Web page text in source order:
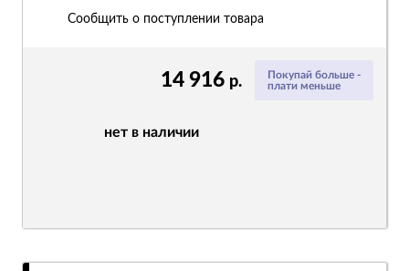
Покупай больше -
плати меньше
14 916 р.
нет в наличии
Сообщить о поступлении товара